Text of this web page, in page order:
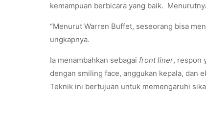
kemampuan berbicara yang baik.
“Menurut Warren Buffet, seseorang bisa
ungkapnya.
Ia menambahkan sebagai front liner, respon
dengan smiling face, anggukan kepala, dan
Teknik ini bertujuan untuk memengaruhi